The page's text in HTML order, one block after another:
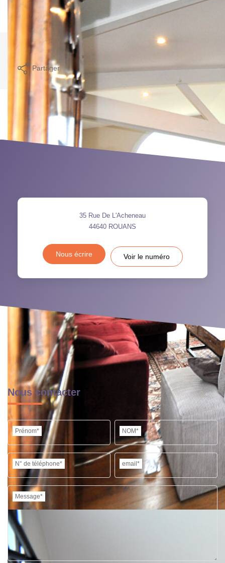
usage standard entre 1710€ et 2370€. Pour la date de
référence 01/01/2021.
Partager
Ce bien est soumis à un diagnostic ERP (État
des Risques et Pollutions). Pour en savoir plus,
rendez-vous sur
https://www.georisques.gouv.fr/
35 Rue De L'Acheneau
44640 ROUANS
Nous écrire Voir le numéro
Nous contacter
Prénom* NOM*
N° de téléphone* email*
Message*